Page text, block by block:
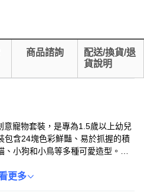
商品諮詢
配送/換貨/退
貨說明
寵物套裝，是專為1.5歲以上幼兒
包含24塊色彩鮮豔、易於抓握的積
小狗和小鳥等多種可愛造型。透
積木採用高品質材料製成，讓孩子
更多